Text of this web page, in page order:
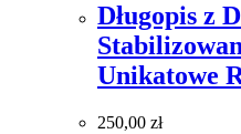
Długopis z
Unikatowe
250,00 zł